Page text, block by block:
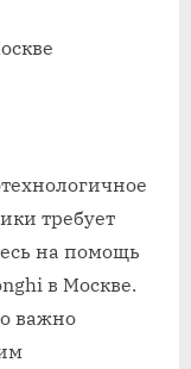
требует
на помощь
в Москве.
важно